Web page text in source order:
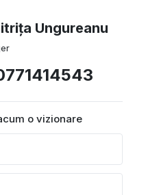
Ungureanu
o vizionare